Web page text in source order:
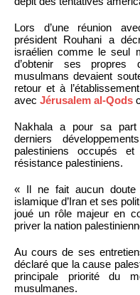
Lors d’une réunion
président Rouhani a
israélien comme le seul
d’obtenir ses propres
musulmans devaient
retour et à
avec Jérusalem al-Qods
Nakhala a pour sa part
derniers
palestiniens occupés
résistance palestiniens.
« Il ne fait aucun doute
islamique d’Iran et ses
joué un rôle majeur en
priver la nation
Au cours de ses
déclaré que la cause
principale priorité du
musulmanes.